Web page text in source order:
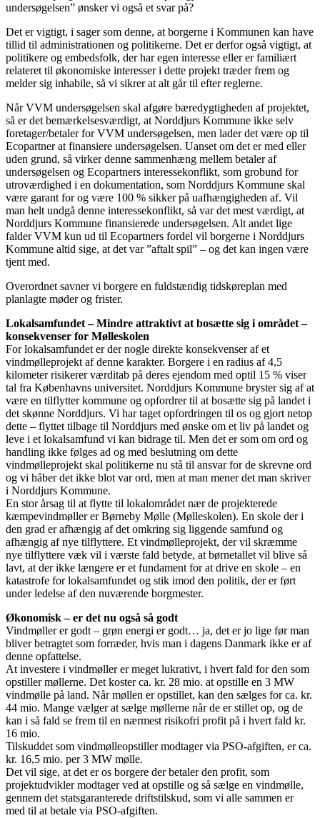
undersøgelsen” ønsker vi også et svar på?
Det er vigtigt, i sager som denne, at borgerne i Kommunen kan have
tillid til administrationen og politikerne. Det er derfor også vigtigt, at
politikere og embedsfolk, der har egen interesse eller er familiært
relateret til økonomiske interesser i dette projekt træder frem og
melder sig inhabile, så vi sikrer at alt går til efter reglerne.
Når VVM undersøgelsen skal afgøre bæredygtigheden af projektet,
så er det bemærkelsesværdigt, at Norddjurs Kommune ikke selv
foretager/betaler for VVM undersøgelsen, men lader det være op til
Ecopartner at finansiere undersøgelsen. Uanset om det er med eller
uden grund, så virker denne sammenhæng mellem betaler af
undersøgelsen og Ecopartners interessekonflikt, som grobund for
utroværdighed i en dokumentation, som Norddjurs Kommune skal
være garant for og være 100 % sikker på uafhængigheden af. Vil
man helt undgå denne interessekonflikt, så var det mest værdigt, at
Norddjurs Kommune finansierede undersøgelsen. Alt andet lige
falder VVM kun ud til Ecopartners fordel vil borgerne i Norddjurs
Kommune altid sige, at det var ”aftalt spil” – og det kan ingen være
tjent med.
Overordnet savner vi borgere en fuldstændig tidskøreplan med
planlagte møder og frister.
Lokalsamfundet – Mindre attraktivt at bosætte sig i området –
konsekvenser for Mølleskolen
For lokalsamfundet er der nogle direkte konsekvenser af et
vindmølleprojekt af denne karakter. Borgere i en radius af 4,5
kilometer risikerer værditab på deres ejendom med optil 15 % viser
tal fra Københavns universitet. Norddjurs Kommune bryster sig af at
være en tilflytter kommune og opfordrer til at bosætte sig på landet i
det skønne Norddjurs. Vi har taget opfordringen til os og gjort netop
dette – flyttet tilbage til Norddjurs med ønske om et liv på landet og
leve i et lokalsamfund vi kan bidrage til. Men det er som om ord og
handling ikke følges ad og med beslutning om dette
vindmølleprojekt skal politikerne nu stå til ansvar for de skrevne ord
og vi håber det ikke blot var ord, men at man mener det man skriver
i Norddjurs Kommune.
En stor årsag til at flytte til lokalområdet nær de projekterede
kæmpevindmøller er Børneby Mølle (Mølleskolen). En skole der i
den grad er afhængig af det omkring sig liggende samfund og
afhængig af nye tilflyttere. Et vindmølleprojekt, der vil skræmme
nye tilflyttere væk vil i værste fald betyde, at børnetallet vil blive så
lavt, at der ikke længere er et fundament for at drive en skole – en
katastrofe for lokalsamfundet og stik imod den politik, der er ført
under ledelse af den nuværende borgmester.
Økonomisk – er det nu også så godt
Vindmøller er godt – grøn energi er godt… ja, det er jo lige før man
bliver betragtet som forræder, hvis man i dagens Danmark ikke er af
denne opfattelse.
At investere i vindmøller er meget lukrativt, i hvert fald for den som
opstiller møllerne. Det koster ca. kr. 28 mio. at opstille en 3 MW
vindmølle på land. Når møllen er opstillet, kan den sælges for ca. kr.
44 mio. Mange vælger at sælge møllerne når de er stillet op, og de
kan i så fald se frem til en nærmest risikofri profit på i hvert fald kr.
16 mio.
Tilskuddet som vindmølleopstiller modtager via PSO-afgiften, er ca.
kr. 16,5 mio. per 3 MW mølle.
Det vil sige, at det er os borgere der betaler den profit, som
projektudvikler modtager ved at opstille og så sælge en vindmølle,
gennem det statsgaranterede driftstilskud, som vi alle sammen er
med til at betale via PSO-afgiften.